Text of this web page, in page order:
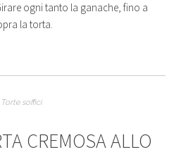
ogni tanto la ganache, fino a
la torta.
Torte soffici
CREMOSA ALLO